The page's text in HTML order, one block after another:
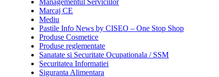
Marcaj CE
Mediu
Pastile Info News by CISEO – One Stop Shop
Produse Cosmetice
Produse reglementate
Sanatate si Securitate Ocupationala / SSM
Securitatea Informatiei
Siguranta Alimentara